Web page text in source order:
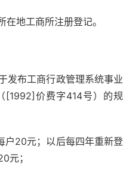
地工商所注册登记。
发布工商行政管理系统事业
[1992]价费字414号）的规
户20元；以后每四年重新登
元；